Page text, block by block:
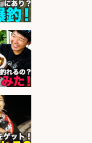
天草
ックス
/即
クス
店